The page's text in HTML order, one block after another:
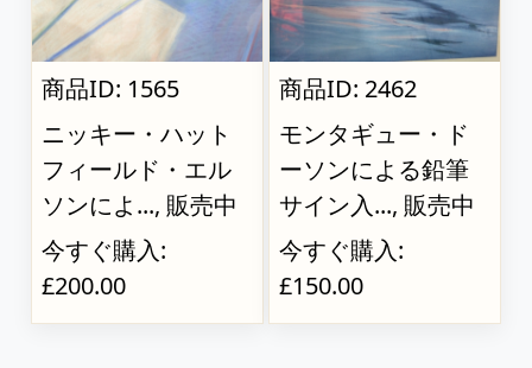
商品ID: 1565
ニッキー・ハット
フィールド・エル
ソンによ..., 販売中
今すぐ購入:
£200.00
商品ID: 2462
モンタギュー・ド
ーソンによる鉛筆
サイン入..., 販売中
今すぐ購入:
£150.00